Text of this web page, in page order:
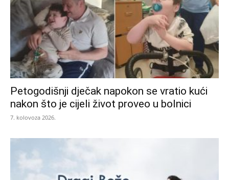
Petogodišnji dječak napokon se vratio kući
nakon što je cijeli život proveo u bolnici
7. kolovoza 2026.